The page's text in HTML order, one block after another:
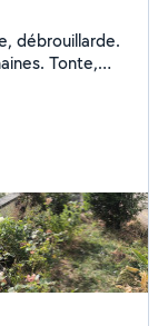
débrouillarde.
Tonte,